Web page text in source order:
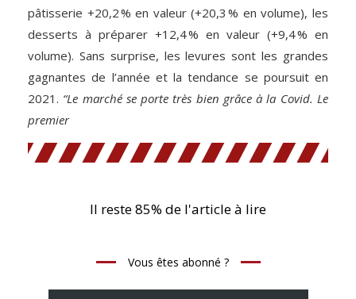
pâtisserie +20,2 % en valeur (+20,3 % en volume), les
desserts à préparer +12,4 % en valeur (+9,4 % en
volume). Sans surprise, les levures sont les grandes
gagnantes de l’année et la tendance se poursuit en
2021. “Le marché se porte très bien grâce à la Covid. Le
premier
Il reste 85% de l'article à lire
Vous êtes abonné ?